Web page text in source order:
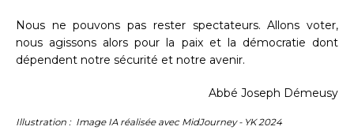
Nous ne pouvons pas rester spectateurs. Allons voter,
nous agissons alors pour la paix et la démocratie dont
dépendent notre sécurité et notre avenir.
Abbé Joseph Démeusy
Illustration : Image IA réalisée avec MidJourney - YK 2024